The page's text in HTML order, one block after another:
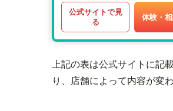
公式サイトで見
る
体験・
上記の表は公式サイトに記
り、店舗によって内容が変